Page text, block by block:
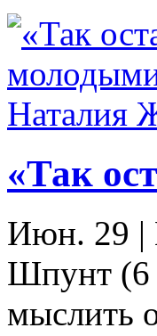
«Так
Июн. 29 |
Шпунт (6
мыслить